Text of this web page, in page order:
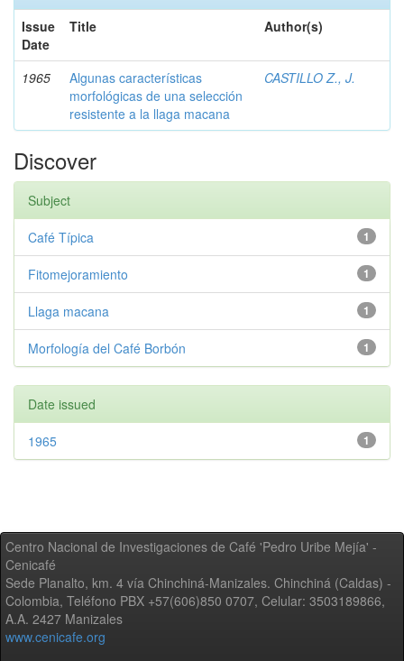
Issue
Date
Title Author(s)
1965
Algunas características
morfológicas de una selección
resistente a la llaga macana
CASTILLO Z., J.
Discover
Subject
1
Café Típica
1
Fitomejoramiento
1
Llaga macana
1
Morfología del Café Borbón
Date issued
1
1965
Centro Nacional de Investigaciones de Café 'Pedro Uribe Mejía' -
Cenicafé
Sede Planalto, km. 4 vía Chinchiná-Manizales. Chinchiná (Caldas) -
Colombia, Teléfono PBX +57(606)850 0707, Celular: 3503189866,
A.A. 2427 Manizales
www.cenicafe.org